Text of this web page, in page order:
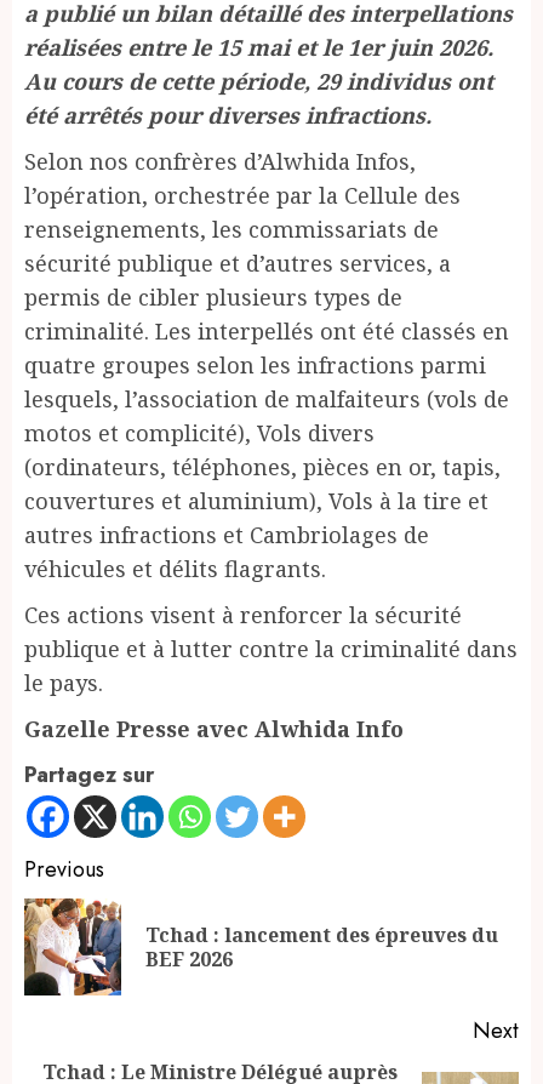
a publié un bilan détaillé des interpellations
réalisées entre le 15 mai et le 1er juin 2026.
Au cours de cette période, 29 individus ont
été arrêtés pour diverses infractions.
Selon nos confrères d’Alwhida Infos,
l’opération, orchestrée par la Cellule des
renseignements, les commissariats de
sécurité publique et d’autres services, a
permis de cibler plusieurs types de
criminalité. Les interpellés ont été classés en
quatre groupes selon les infractions parmi
lesquels, l’association de malfaiteurs (vols de
motos et complicité), Vols divers
(ordinateurs, téléphones, pièces en or, tapis,
couvertures et aluminium), Vols à la tire et
autres infractions et Cambriolages de
véhicules et délits flagrants.
Ces actions visent à renforcer la sécurité
publique et à lutter contre la criminalité dans
le pays.
Gazelle Presse avec Alwhida Info
Partagez sur
Continue
Reading
Previous
Tchad : lancement des épreuves du
BEF 2026
Next
Tchad : Le Ministre Délégué auprès